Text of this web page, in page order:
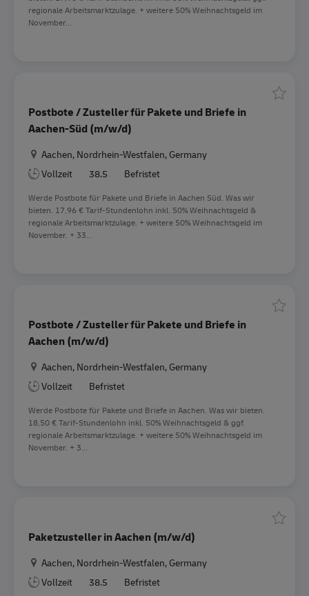
regionale Arbeitsmarktzulage. + weitere 50% Weihnachtsgeld im
November...
Postbote / Zusteller für Pakete und Briefe in
Aachen-Süd (m/w/d)
Standort
Aachen, Nordrhein-Westfalen, Germany
Vollzeit
38.5 Befristet
Werde Postbote für Pakete und Briefe in Aachen Süd. Was wir
bieten. 17,96 € Tarif-Stundenlohn inkl. 50% Weihnachtsgeld &
regionale Arbeitsmarktzulage. + weitere 50% Weihnachtsgeld im
November. + 33...
Postbote / Zusteller für Pakete und Briefe in
Aachen (m/w/d)
Standort
Aachen, Nordrhein-Westfalen, Germany
Vollzeit
Befristet
Werde Postbote für Pakete und Briefe in Aachen. Was wir bieten.
18,50 € Tarif-Stundenlohn inkl. 50% Weihnachtsgeld & ggf.
regionale Arbeitsmarktzulage. + weitere 50% Weihnachtsgeld im
November. + 3...
Paketzusteller in Aachen (m/w/d)
Standort
Aachen, Nordrhein-Westfalen, Germany
Vollzeit
38.5 Befristet